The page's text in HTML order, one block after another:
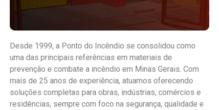
Desde 1999, a Ponto do Incêndio se consolidou como
uma das principais referências em materiais de
prevenção e combate a incêndio em Minas Gerais. Com
mais de 25 anos de experiência, atuamos oferecendo
soluções completas para obras, indústrias, comércios e
residências, sempre com foco na segurança, qualidade e